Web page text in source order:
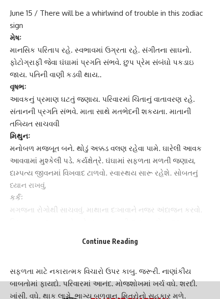
June 15 / There will be a whirlwind of trouble in this zodiac
sign
મેષઃ
માન‌સિક પ‌રિતાપ રહે. સ્વભાવમાં ઉગ્રતા રહે. સંગીતના સાઘનો.
ફોટોગ્રાફી જેવા ઘંઘામાં પ્રગ‌તિ સંભવે. છુપ પ્રેમ સંબંઘો પકડાઇ
જાય. પ‌તિની વાણી કડવી થાય..
વૃષભઃ
આવકનું પ્રમાણ ઘટતું જણાય. પ‌રિવારમાં ‌ચિંતાનું વાતાવરણ રહે.
સંતાનની પ્રગ‌તિ સંભવે. માતા સાથે મતભેદની શકયતા. માતાની
તબિયત સાચવવી
મિથુનઃ
મનોબળ મજબૂત બને. થોડું અક્કડ વલણ રહેવા પામે. ઘારેલી આવક
આવવામાં મુશ્કેલી પડે. કર્યક્ષેત્રે. ઘંઘામાં સફળતા મળતી જણાય,
દામ્પત્ય જીવનમાં ‌વિખવાદ ટાળવો. સ્વાસ્થય સારૂ રહેશે. સોબતનું
ધ્યાન રાખવું,
કર્કઃ
મગજના રોગોથી સાચવવું. માથાના દઃખાવાને નજર અંદાજન કરવો.
સફળતા માટે નકારાત્મક ‌વિચારો ઉપર કાબુ. જરૂરી. નાણાંકીય
બાબતોમાં ફાયદો. પ‌રિવારમાં આનંદ. મોજશોખમાં ખર્ચ વઘે. શરદી.
ખાંસી. વઘે. થાક લાગે. ભાગ્ય બળવાન. ‌મિત્રોનો સહકાર મળે.
Continue Reading